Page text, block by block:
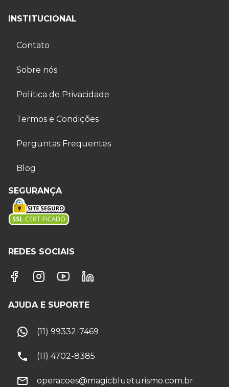
INSTITUCIONAL
Contato
Sobre nós
Política de Privacidade
Termos e Condições
Perguntas Frequentes
Blog
SEGURANÇA
REDES SOCIAIS
AJUDA E SUPORTE
(11) 99332-7469
(11) 4702-8385
operacoes@magicblueturismo.com.br